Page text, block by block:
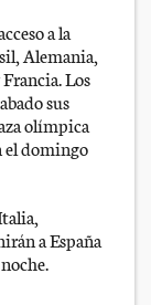
a la
Alemania,
Los
sus
olímpica
el domingo
a España